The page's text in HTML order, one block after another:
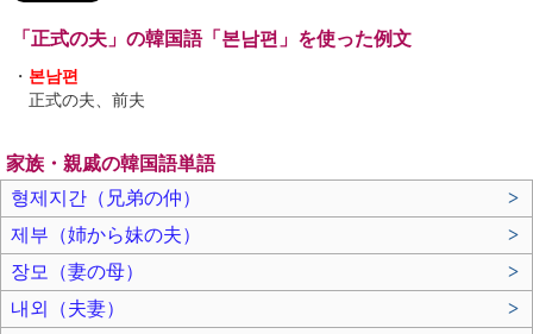
「正式の夫」の韓国語「본남편」を使った例文
・ 본남편
正式の夫、前夫
家族・親戚の韓国語単語
형제지간（兄弟の仲）
>
제부（姉から妹の夫）
>
장모（妻の母）
>
내외（夫妻）
>